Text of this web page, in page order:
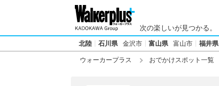
次の楽しいが見つかる。
北陸 石川県 金沢市 富山県 富山市 福井県
ウォーカープラス おでかけスポット一覧